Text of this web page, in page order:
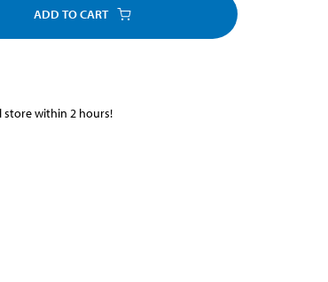
ADD TO CART
store within 2 hours!